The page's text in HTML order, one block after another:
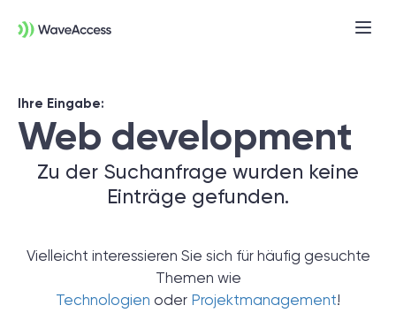
Ihre Eingabe:
Web development
Zu der Suchanfrage wurden keine
Einträge gefunden.
Vielleicht interessieren Sie sich für häufig gesuchte
Themen wie
Technologien oder Projektmanagement!
Noch nicht sicher, was Sie
brauchen?